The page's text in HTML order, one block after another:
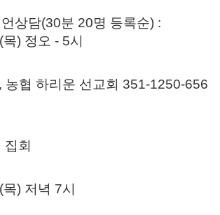
상담(30분 20명 등록순) :
) 정오 - 5시
농협 하리운 선교회 351-1250-656
회
) 저녁 7시